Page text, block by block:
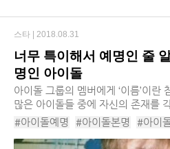
너무 특이해서 예명인 줄
명인 아이돌
아이돌 그룹의 멤버에게 ‘이름’이란
많은 아이돌들 중에 자신의 존재를
이니까. 그래서 아이돌 그룹의 멤버
#아이돌예명 #아이돌본명 #아이
#우주소녀 루다 #마마무 #휘인
스타 | 2018.08.31